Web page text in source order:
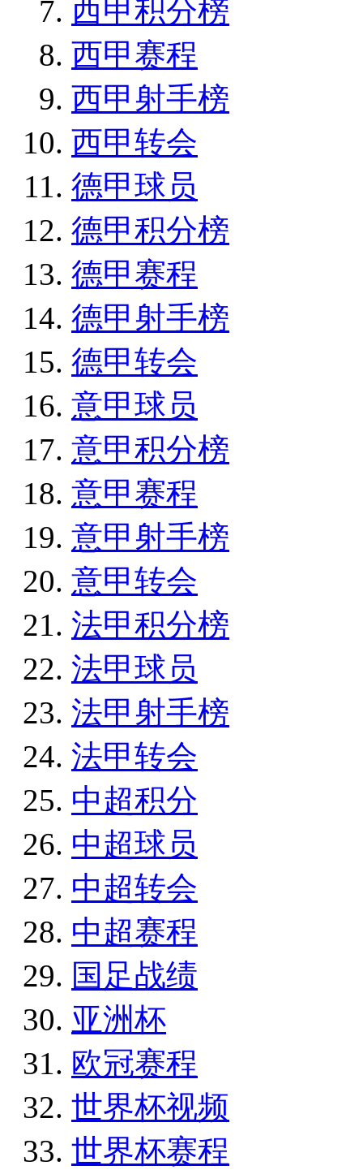
西甲积分榜
西甲赛程
西甲射手榜
西甲转会
德甲球员
德甲积分榜
德甲赛程
德甲射手榜
德甲转会
意甲球员
意甲积分榜
意甲赛程
意甲射手榜
意甲转会
法甲积分榜
法甲球员
法甲射手榜
法甲转会
中超积分
中超球员
中超转会
中超赛程
国足战绩
亚洲杯
欧冠赛程
世界杯视频
世界杯赛程